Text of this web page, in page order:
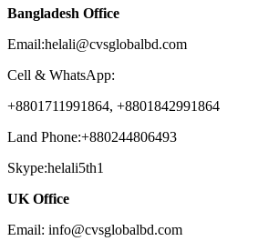
Bangladesh Office
Email:helali@cvsglobalbd.com
Cell & WhatsApp:
+8801711991864, +8801842991864
Land Phone:+880244806493
Skype:helali5th1
UK Office
Email: info@cvsglobalbd.com